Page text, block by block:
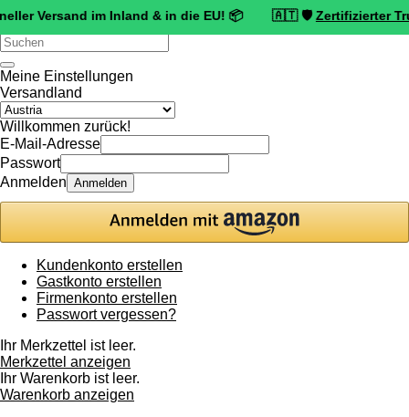
im Inland & in die EU! 📦 🇦🇹 🛡️ Zertifizierter Trusted
Verwende
die
oben
und
unten,
um
das
Ergebnis
auszuwählen.
Eingabetaste,
zum
ausgewählten
Meine Einstellungen
Versandland
Willkommen zurück!
E-Mail-Adresse
Passwort
Anmelden Anmelden
Kundenkonto erstellen
Gastkonto erstellen
Firmenkonto erstellen
Passwort vergessen?
Ihr Merkzettel ist leer.
Merkzettel anzeigen
Ihr Warenkorb ist leer.
Warenkorb anzeigen